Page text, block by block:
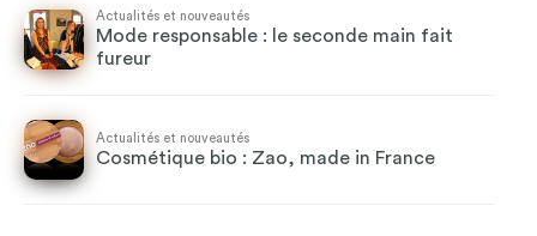
Actualités et nouveautés
Mode responsable : le seconde main fait
fureur
Actualités et nouveautés
Cosmétique bio : Zao, made in France